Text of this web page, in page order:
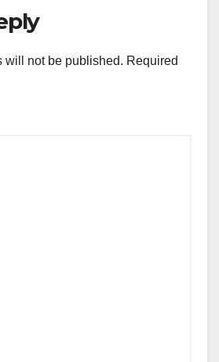
will not be published. Required